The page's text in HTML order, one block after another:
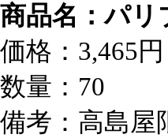
商品名：パ
価格：3,465円
数量：70
備考：高島屋